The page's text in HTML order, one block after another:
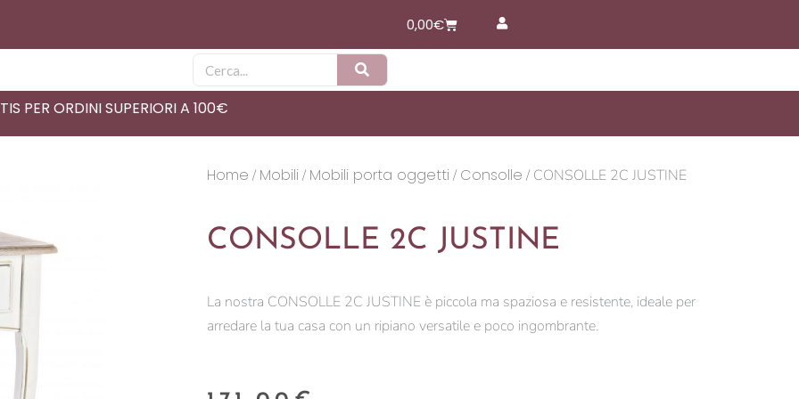
0,00€Carrello
Cerca
PER ORDINI SUPERIORI A 100€
Home /Mobili /Mobili porta oggetti /Consolle / CONSOLLE 2C JUSTINE
CONSOLLE 2C JUSTINE
La nostra CONSOLLE 2C JUSTINE è piccola ma spaziosa e resistente, ideale per
arredare la tua casa con un ripiano versatile e poco ingombrante.